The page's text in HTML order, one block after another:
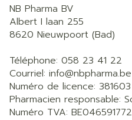
NB Pharma BV
Albert I laan 255
8620 Nieuwpoort (Bad)
Téléphone: 058 23 41 22
Courriel: info@nbpharma.be
Numéro de licence: 381603
Pharmacien responsable:
Numéro TVA: